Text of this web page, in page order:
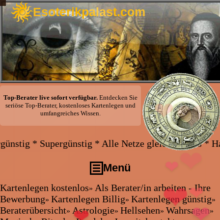
❤❤
❤
❤
❤
❤ ❤
❤
Esoterikpalast.com
Top-Berater live sofort verfügbar.Entdecken Sie
seriöse Top-Berater, kostenloses Kartenlegen und
umfangreiches Wissen.
* Alle Netze gleicher Preis * Handy und Festnetz
Menü
Kartenlegen kostenlos
Als Berater/in arbeiten - Ihre Bewerbung
Kartenlegen kostenlos» Als Berater/in arbeiten - Ihre
Bewerbung» Kartenlegen Billig» Kartenlegen günstig»
Beraterübersicht» Astrologie» Hellsehen» Wahrsagen»